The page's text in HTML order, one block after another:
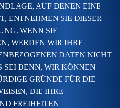
AUF DENEN EINE
ENTNEHMEN SIE DIESER
WENN SIE
WERDEN WIR IHRE
DATEN NICHT
SEI DENN, WIR KÖNNEN
GRÜNDE FÜR DIE
DIE IHRE
FREIHEITEN